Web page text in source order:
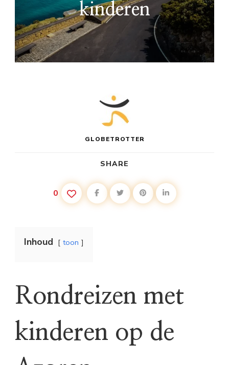
kinderen
GLOBETROTTER
SHARE
0
Inhoud toon
Rondreizen met
kinderen op de